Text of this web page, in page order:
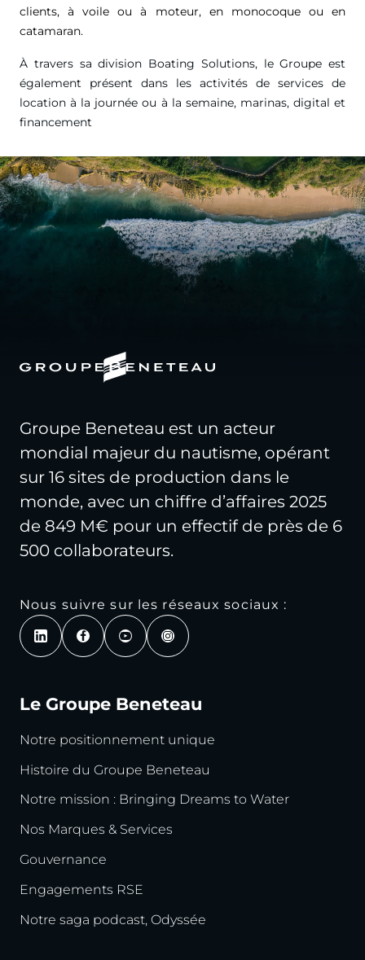
clients, à voile ou à moteur, en monocoque ou en
catamaran.
À travers sa division Boating Solutions, le Groupe est
également présent dans les activités de services de
location à la journée ou à la semaine, marinas, digital et
financement
Groupe Beneteau est un acteur
mondial majeur du nautisme, opérant
sur 16 sites de production dans le
monde, avec un chiffre d’affaires 2025
de 849 M€ pour un effectif de près de 6
500 collaborateurs.
Nous suivre sur les réseaux sociaux :
Le Groupe Beneteau
Notre positionnement unique
Histoire du Groupe Beneteau
Notre mission : Bringing Dreams to Water
Nos Marques & Services
Gouvernance
Engagements RSE
Notre saga podcast, Odyssée